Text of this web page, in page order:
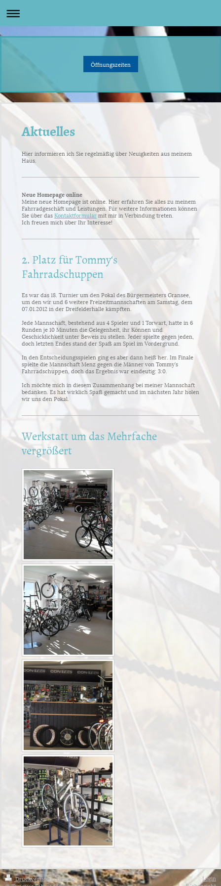
Öffnungszeiten
Aktuelles
Hier informieren ich Sie regelmäßig über Neuigkeiten aus meinem
Haus.
Neue Homepage online
Meine neue Homepage ist online. Hier erfahren Sie alles zu meinem
Fahrradgeschäft und Leistungen. Für weitere Informationen können
Sie über dasKontaktformularmit mir in Verbindung treten.
Ich freuen mich über Ihr Interesse!
2. Platz für Tommy‘s
Fahrradschuppen
Es war das 18. Turnier um den Pokal des Bürgermeisters Gransee,
um den wir und 6 weitere Freizeitmannschaften am Samstag, dem
07.01.2012 in der Dreifelderhalle kämpften.
Jede Mannschaft, bestehend aus 4 Spieler und 1 Torwart, hatte in 6
Runden je 10 Minuten die Gelegenheit, ihr Können und
Geschicklichkeit unter Beweis zu stellen. Jeder spielte gegen jeden,
doch letzten Endes stand der Spaß am Spiel im Vordergrund.
In den Entscheidungsspielen ging es aber dann heiß her. Im Finale
spielte die Mannschaft Menz gegen die Männer von Tommy's
Fahrradschuppen, doch das Ergebnis war eindeutig: 3:0.
Ich möchte mich in diesem Zusammenhang bei meiner Mannschaft
bedanken. Es hat wirklich Spaß gemacht und im nächsten Jahr holen
wir uns den Pokal.
Werkstatt um das Mehrfache
vergrößert
Druckversion|Sitemap
Login